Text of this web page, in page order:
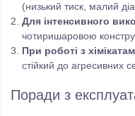
(низький тиск, малий
Для інтенсивного
чотиришаровою
При роботі з
стійкий до агресивних
Поради з